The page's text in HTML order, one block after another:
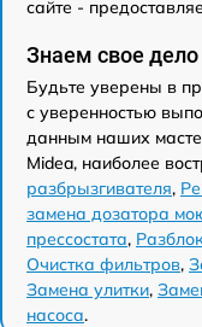
сайте -
Знаем свое дело
Будьте уверены в
с уверенностью
данным наших
Midea, наиболее
разбрызгивателя,
замена дозатора
прессостата,
Очистка фильтров,
Замена улитки,
насоса.